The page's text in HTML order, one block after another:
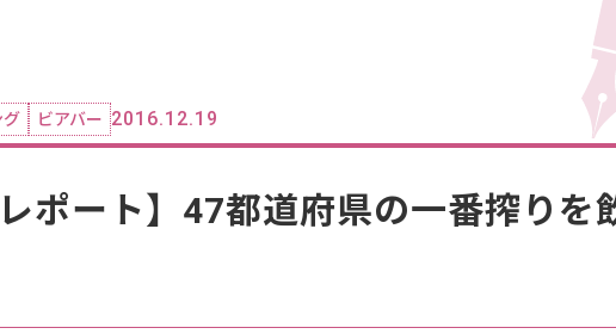
グ ビアバー 2016.12.19
レポート】47都道府県の一番搾りを